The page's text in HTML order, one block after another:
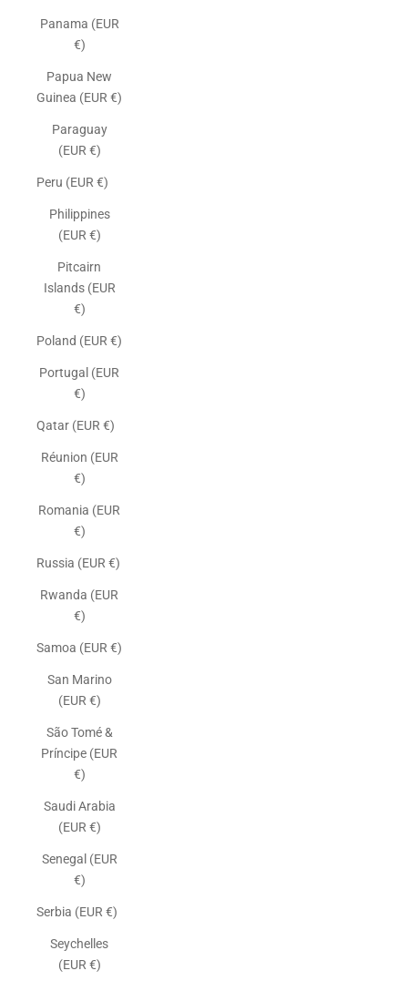
Panama (EUR
€)
Papua New
Guinea (EUR €)
Paraguay
(EUR €)
Peru (EUR €)
Philippines
(EUR €)
Pitcairn
Islands (EUR
€)
Poland (EUR €)
Portugal (EUR
€)
Qatar (EUR €)
Réunion (EUR
€)
Romania (EUR
€)
Russia (EUR €)
Rwanda (EUR
€)
Samoa (EUR €)
San Marino
(EUR €)
São Tomé &
Príncipe (EUR
€)
Saudi Arabia
(EUR €)
Senegal (EUR
€)
Serbia (EUR €)
Seychelles
(EUR €)